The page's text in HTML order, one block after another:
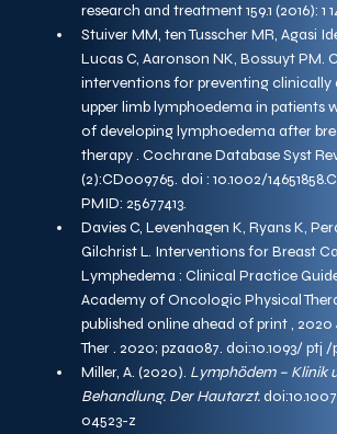
research and treatment 159.1 (2016): 1
Stuiver MM, ten Tusscher MR, Agasi
Lucas C, Aaronson NK, Bossuyt PM.
interventions for preventing clinically
upper limb lymphoedema in patients
of developing lymphoedema after
therapy . Cochrane Database Syst Rev.
(2):CD009765. doi : 10.1002/
PMID: 25677413.
Davies C, Levenhagen K, Ryans K,
Gilchrist L. Interventions for Breast
Lymphedema : Clinical Practice
Academy of Oncologic Physical
published online ahead of print , 2020
Ther . 2020; pzaa087. doi:10.1093/ ptj
Miller, A. (2020). Lymphödem – Klinik
Behandlung. Der Hautarzt.
04523-z